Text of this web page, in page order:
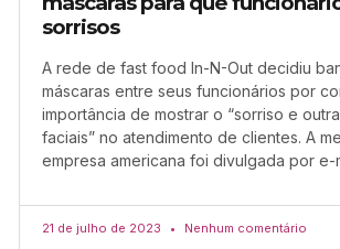
sorrisos
A rede de fast food In-N-Out decidiu
máscaras entre seus funcionários por
importância de mostrar o “sorriso e
faciais” no atendimento de clientes. A
empresa americana foi divulgada por e-
21 de julho de 2023 Nenhum comentário